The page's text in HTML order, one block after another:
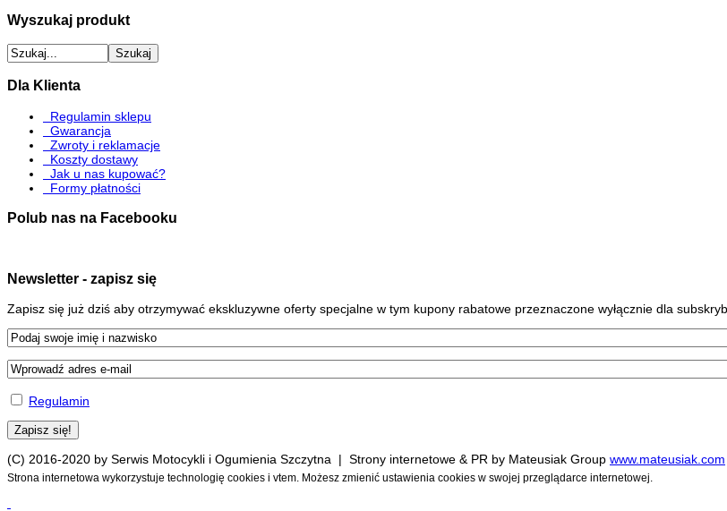
Wyszukaj produkt
Dla Klienta
Regulamin sklepu
Gwarancja
Zwroty i reklamacje
Koszty dostawy
Jak u nas kupować?
Formy płatności
Polub nas na Facebooku
Newsletter - zapisz się
Zapisz się już dziś aby otrzymywać ekskluzywne oferty specjalne w tym kupony rabatowe przeznaczone wyłącznie dla
Regulamin
(C) 2016-2020 by Serwis Motocykli i Ogumienia Szczytna | Strony internetowe & PR by Mateusiak Group www.mateusiak.com
Strona internetowa wykorzystuje technologię cookies i vtem. Możesz zmienić ustawienia cookies w swojej przeglądarce internetowej.